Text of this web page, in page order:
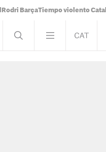
Rodri BarçaTiempo violento